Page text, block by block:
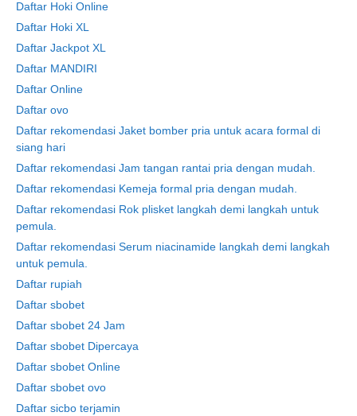
Daftar Hoki Online
Daftar Hoki XL
Daftar Jackpot XL
Daftar MANDIRI
Daftar Online
Daftar ovo
Daftar rekomendasi Jaket bomber pria untuk acara formal di
siang hari
Daftar rekomendasi Jam tangan rantai pria dengan mudah.
Daftar rekomendasi Kemeja formal pria dengan mudah.
Daftar rekomendasi Rok plisket langkah demi langkah untuk
pemula.
Daftar rekomendasi Serum niacinamide langkah demi langkah
untuk pemula.
Daftar rupiah
Daftar sbobet
Daftar sbobet 24 Jam
Daftar sbobet Dipercaya
Daftar sbobet Online
Daftar sbobet ovo
Daftar sicbo terjamin